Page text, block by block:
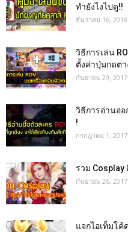
ทำยังไงไปดู!!
ธันวาคม 16, 2018
วิธีการเล่น
ตั้งค่าปุ่มกดต่า
กันยายน 29, 2017
วิธีการอ่านออ
!
กรกฎาคม 1, 2017
รวม Cosplay
กันยายน 26, 2017
แจกไอเท็มโค้